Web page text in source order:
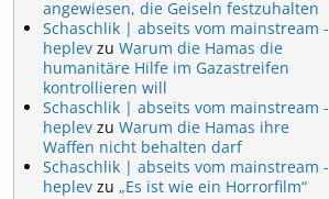
angewiesen, die Geiseln festzuhalten
Schaschlik | abseits vom mainstream -
heplev zu Warum die Hamas die
humanitäre Hilfe im Gazastreifen
kontrollieren will
Schaschlik | abseits vom mainstream -
heplev zu Warum die Hamas ihre
Waffen nicht behalten darf
Schaschlik | abseits vom mainstream -
heplev zu „Es ist wie ein Horrorfilm“